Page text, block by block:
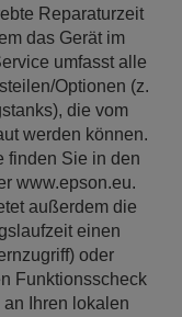
Reparaturzeit
das Gerät im
umfasst alle
Optionen (z.
die vom
werden können.
finden Sie in den
www.epson.eu.
außerdem die
einen
oder
Funktionsscheck
Ihren lokalen